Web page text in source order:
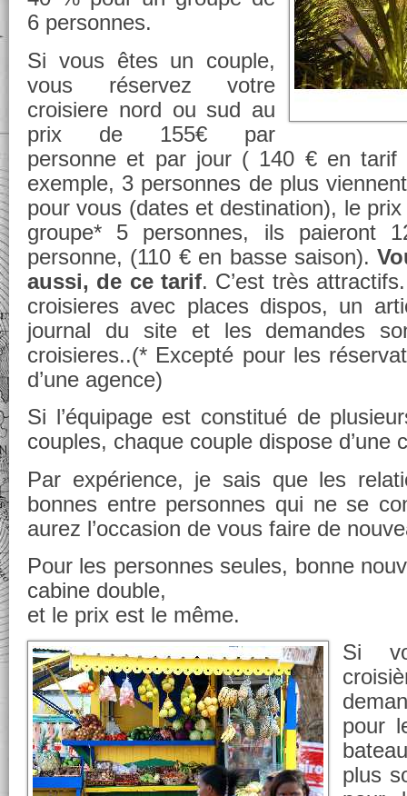
6 personnes.
Si vous êtes un couple,
vous réservez votre
croisiere nord ou sud au
prix de 155€ par
personne et par jour ( 140 € en tarif
exemple, 3 personnes de plus
pour vous (dates et destination), le
groupe* 5 personnes, ils paieront
personne, (110 € en basse saison).
aussi, de ce tarif. C’est très
croisieres avec places dispos, un
journal du site et les demandes
croisieres..(* Excepté pour les
d’une agence)
Si l’équipage est constitué de
couples, chaque couple dispose d’une
Par expérience, je sais que les
bonnes entre personnes qui ne se
aurez l’occasion de vous faire de
Pour les personnes seules, bonne
cabine double,
et le prix est le même.
Si
pour
plus